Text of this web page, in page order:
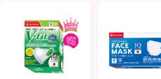
How To Use :
ใช้เช็ดทำความสะอาดผิวหน้าและบริเวณอื่น